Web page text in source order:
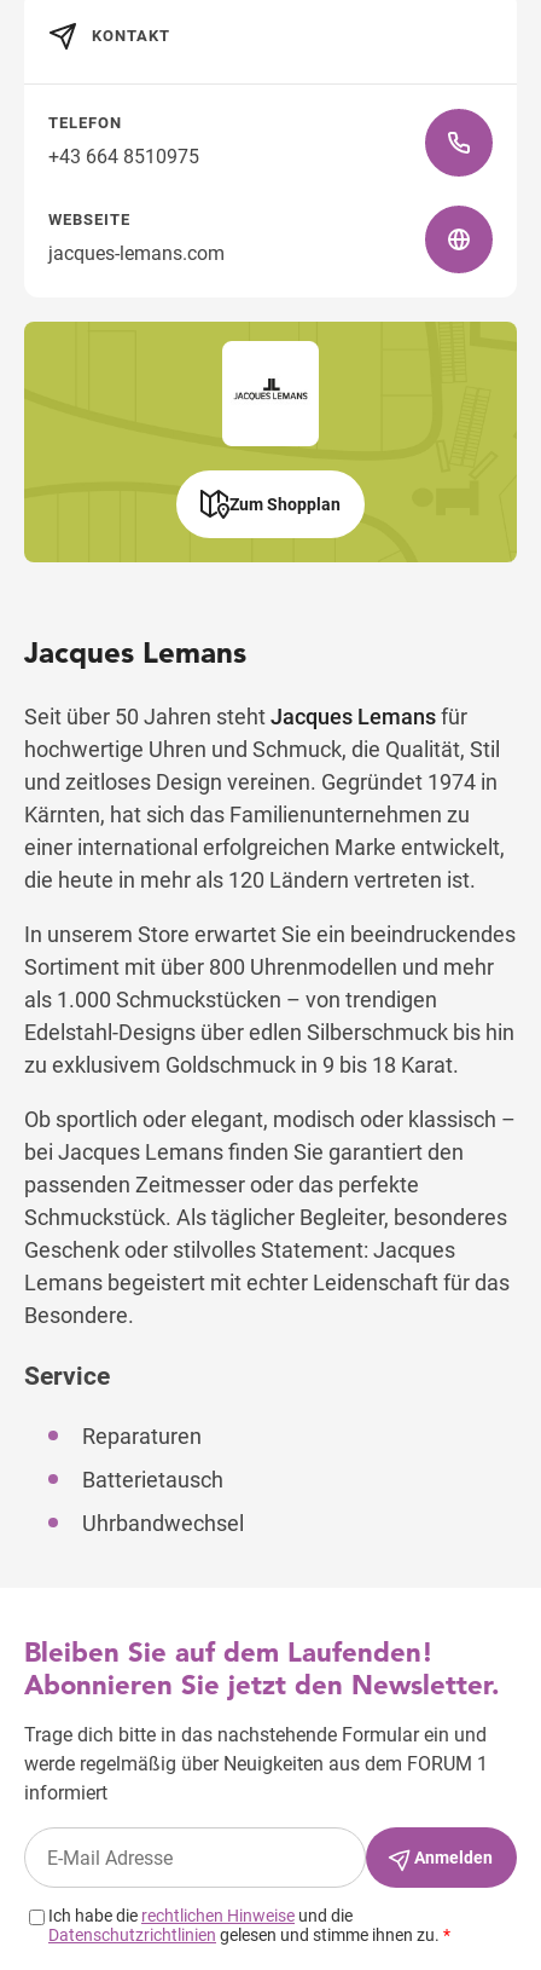
Jacques Lemans
Seit über 50 Jahren stehtJacques Lemansfür
hochwertige Uhren und Schmuck, die Qualität, Stil
und zeitloses Design vereinen. Gegründet 1974 in
Kärnten, hat sich das Familienunternehmen zu
einer international erfolgreichen Marke entwickelt,
die heute in mehr als 120 Ländern vertreten ist.
In unserem Store erwartet Sie ein beeindruckendes
Sortiment mit über 800 Uhrenmodellen und mehr
als 1.000 Schmuckstücken – von trendigen
Edelstahl-Designs über edlen Silberschmuck bis hin
zu exklusivem Goldschmuck in 9 bis 18 Karat.
Ob sportlich oder elegant, modisch oder klassisch –
bei Jacques Lemans finden Sie garantiert den
passenden Zeitmesser oder das perfekte
Schmuckstück. Als täglicher Begleiter, besonderes
Geschenk oder stilvolles Statement: Jacques
Lemans begeistert mit echter Leidenschaft für das
Besondere.
Service
Reparaturen
Batterietausch
Uhrbandwechsel
KONTAKT
TELEFON
+43 664 8510975
WEBSEITE
jacques-lemans.com
Zum Shopplan